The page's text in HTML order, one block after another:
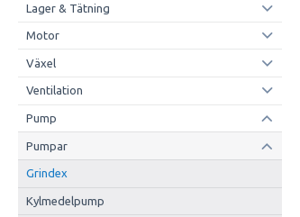
Lager & Tätning
Motor
Växel
Ventilation
Pump
Pumpar
Grindex
Kylmedelpump